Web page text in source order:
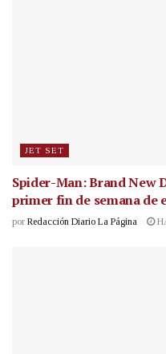
JET SET
Spider-Man: Brand New
primer fin de semana de
por Redacción Diario La Página